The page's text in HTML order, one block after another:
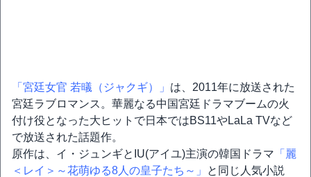
「宮廷女官 若㬢（ジャクギ）」 は、2011年に放送された
宮廷ラブロマンス。華麗なる中国宮廷ドラマブームの火
付け役となった大ヒットで日本ではBS11やLaLa TVなど
で放送された話題作。
原作は、イ・ジュンギとIU(アイユ)主演の韓国ドラマ 「麗
＜レイ＞～花萌ゆる8人の皇子たち～」
と同じ人気小説